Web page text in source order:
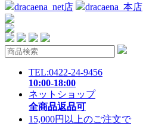
dracaena_net店 dracaena_本店
TEL:0422-24-9456
10:00-18:00
ネットショップ
全商品返品可
15,000円以上のご注文で